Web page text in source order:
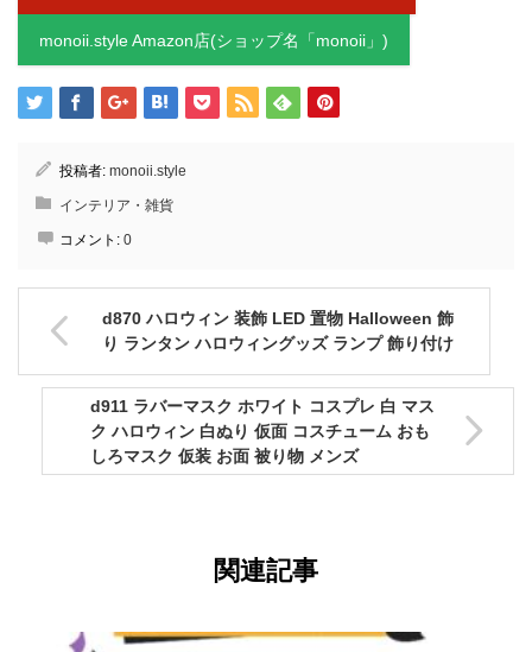
monoii.style Amazon店(ショップ名「monoii」)
投稿者: monoii.style
インテリア・雑貨
コメント: 0
d870 ハロウィン 装飾 LED 置物 Halloween 飾
り ランタン ハロウィングッズ ランプ 飾り付け
d911 ラバーマスク ホワイト コスプレ 白 マス
ク ハロウィン 白ぬり 仮面 コスチューム おも
しろマスク 仮装 お面 被り物 メンズ
関連記事